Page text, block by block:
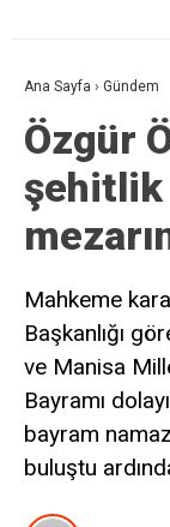
Ana Sayfa › Gündem
Özgür
şehitlik
Mahkeme
Başkanlığı
ve Manisa
Bayramı
bayram
buluştu